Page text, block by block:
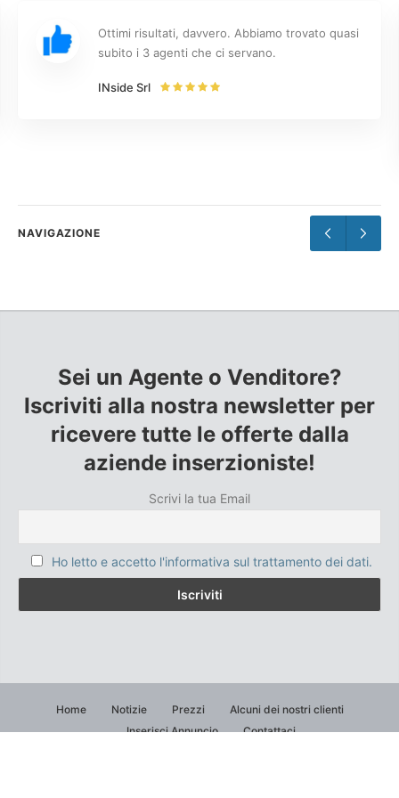
eiusmod tempor incididunt ut labore et
dolore magna aliqua. Ut enim ad minim
veniam, quis nostrud exercitation ullamco
laboris nisi ut aliquip ex ea commodo
Ottimi risultati, davvero. Abbiamo trovato quasi
subito i 3 agenti che ci servano.
INside Srl
NAVIGAZIONE
Sei un Agente o Venditore?
Iscriviti alla nostra newsletter per
ricevere tutte le offerte dalla
aziende inserzioniste!
Scrivi la tua Email
Ho letto e accetto l'informativa sul trattamento dei dati.
Home Notizie Prezzi
Alcuni dei nostri clienti
Inserisci Annuncio
Contattaci